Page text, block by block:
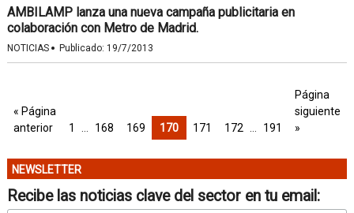
AMBILAMP lanza una nueva campaña publicitaria en
colaboración con Metro de Madrid.
NOTICIAS · Publicado: 19/7/2013
« Página
anterior
1 168 169 170 171 172 191
Página
siguiente
»
NEWSLETTER
Recibe las noticias clave del sector en tu email: